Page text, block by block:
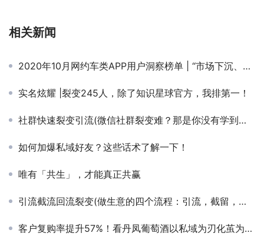
相关新闻
2020年10月网约车类APP用户洞察榜单 | “市场下沉、裂变式营销、资本加持”，头部玩家意图维护核心竞争力，区域平台步步为营
实名炫耀 |裂变245人，除了知识星球官方，我排第一！
社群快速裂变引流(微信社群裂变难？那是你没有学到这3个技巧)
如何加爆私域好友？这些话术了解一下！
唯有「共生」，才能真正共赢
引流截流回流裂变(做生意的四个流程：引流，截留，回流，裂变！学习笔记，熟记在心)
客户复购率提升57%！看丹凤葡萄酒以私域为刃化茧为蝶！